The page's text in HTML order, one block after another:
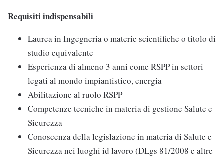
Requisiti indispensabili
Laurea in Ingegneria o materie scientifiche o titolo di
studio equivalente
Esperienza di almeno 3 anni come RSPP in settori
legati al mondo impiantistico, energia
Abilitazione al ruolo RSPP
Competenze tecniche in materia di gestione Salute e
Sicurezza
Conoscenza della legislazione in materia di Salute e
Sicurezza nei luoghi id lavoro (DLgs 81/2008 e altre